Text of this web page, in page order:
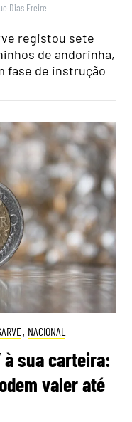
Dias Freire
registou sete
de andorinha,
fase de instrução
, NACIONAL
à sua carteira:
valer até